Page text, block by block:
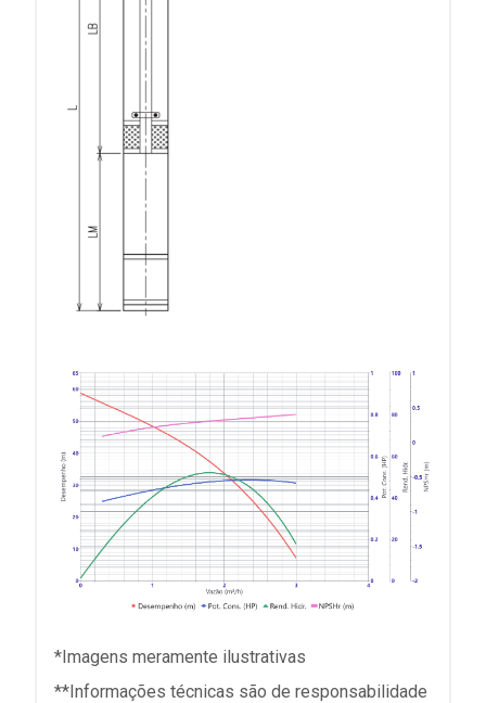
*Imagens meramente ilustrativas
**Informações técnicas são de responsabilidade